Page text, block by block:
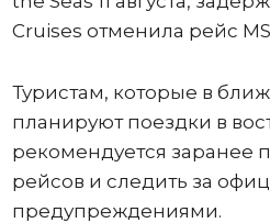
Cruises отменила рейс
Туристам, которые в
планируют поездки в
рекомендуется заранее
рейсов и следить за
предупреждениями.